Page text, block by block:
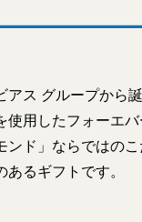
ス グループから
用したフォーエ
ンド」ならではの
るギフトです。